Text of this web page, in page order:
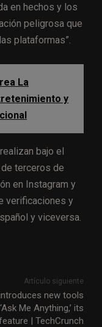
en hechos y los
peligrosa que
plataformas”.
La
y
bajo el
terceros de
en Instagram y
verificaciones y
y viceversa.
Artículo siguiente
new tools
Me Anything,’ its
| TechCrunch